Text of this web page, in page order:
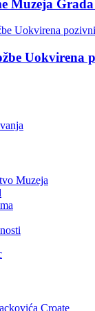
Muzeja
Uokvirena
Muzeja
Croate